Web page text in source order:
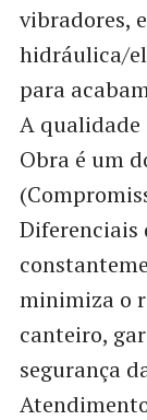
vibradores,
hidráulica/
para
A qualidade
Obra é um
Diferenciais
minimiza o
canteiro,
segurança